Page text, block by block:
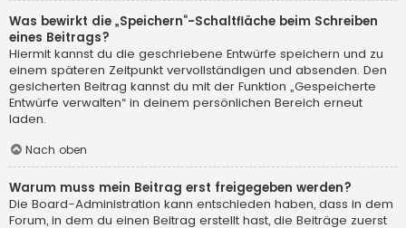
Was bewirkt die „Speichern“-Schaltfläche beim Schreiben
eines Beitrags?
Hiermit kannst du die geschriebene Entwürfe speichern und zu
einem späteren Zeitpunkt vervollständigen und absenden. Den
gesicherten Beitrag kannst du mit der Funktion „Gespeicherte
Entwürfe verwalten“ in deinem persönlichen Bereich erneut
laden.
Nach oben
Warum muss mein Beitrag erst freigegeben werden?
Die Board-Administration kann entschieden haben, dass in dem
Forum, in dem du einen Beitrag erstellt hast, die Beiträge zuerst